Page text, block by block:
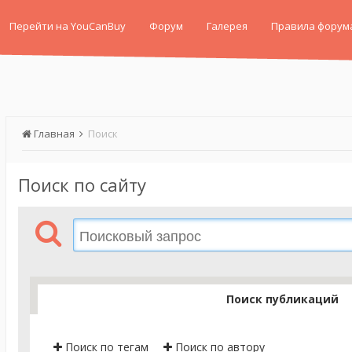
Перейти на YouCanBuy Форум Галерея Правила
Главная Поиск
Поиск по сайту
Поиск публикаций
Поиск по тегам Поиск по автору